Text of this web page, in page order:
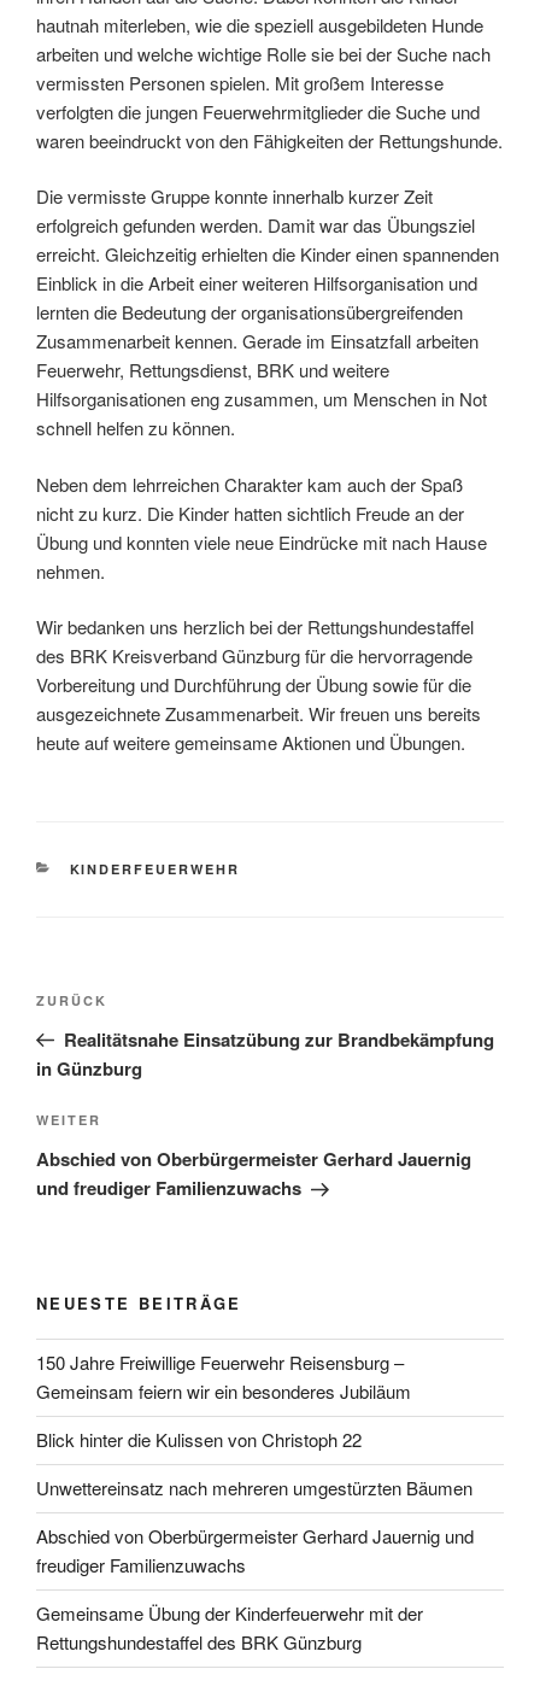
hautnah miterleben, wie die speziell ausgebildeten Hunde
arbeiten und welche wichtige Rolle sie bei der Suche nach
vermissten Personen spielen. Mit großem Interesse
verfolgten die jungen Feuerwehrmitglieder die Suche und
waren beeindruckt von den Fähigkeiten der Rettungshunde.
Die vermisste Gruppe konnte innerhalb kurzer Zeit
erfolgreich gefunden werden. Damit war das Übungsziel
erreicht. Gleichzeitig erhielten die Kinder einen spannenden
Einblick in die Arbeit einer weiteren Hilfsorganisation und
lernten die Bedeutung der organisationsübergreifenden
Zusammenarbeit kennen. Gerade im Einsatzfall arbeiten
Feuerwehr, Rettungsdienst, BRK und weitere
Hilfsorganisationen eng zusammen, um Menschen in Not
schnell helfen zu können.
Neben dem lehrreichen Charakter kam auch der Spaß
nicht zu kurz. Die Kinder hatten sichtlich Freude an der
Übung und konnten viele neue Eindrücke mit nach Hause
nehmen.
Wir bedanken uns herzlich bei der Rettungshundestaffel
des BRK Kreisverband Günzburg für die hervorragende
Vorbereitung und Durchführung der Übung sowie für die
ausgezeichnete Zusammenarbeit. Wir freuen uns bereits
heute auf weitere gemeinsame Aktionen und Übungen.
KATEGORIEN
KINDERFEUERWEHR
Beitragsnavigation
Vorheriger
Beitrag
ZURÜCK
Realitätsnahe Einsatzübung zur Brandbekämpfung
in Günzburg
Nächster
Beitrag
WEITER
Abschied von Oberbürgermeister Gerhard Jauernig
und freudiger Familienzuwachs
NEUESTE BEITRÄGE
150 Jahre Freiwillige Feuerwehr Reisensburg –
Gemeinsam feiern wir ein besonderes Jubiläum
Blick hinter die Kulissen von Christoph 22
Unwettereinsatz nach mehreren umgestürzten Bäumen
Abschied von Oberbürgermeister Gerhard Jauernig und
freudiger Familienzuwachs
Gemeinsame Übung der Kinderfeuerwehr mit der
Rettungshundestaffel des BRK Günzburg